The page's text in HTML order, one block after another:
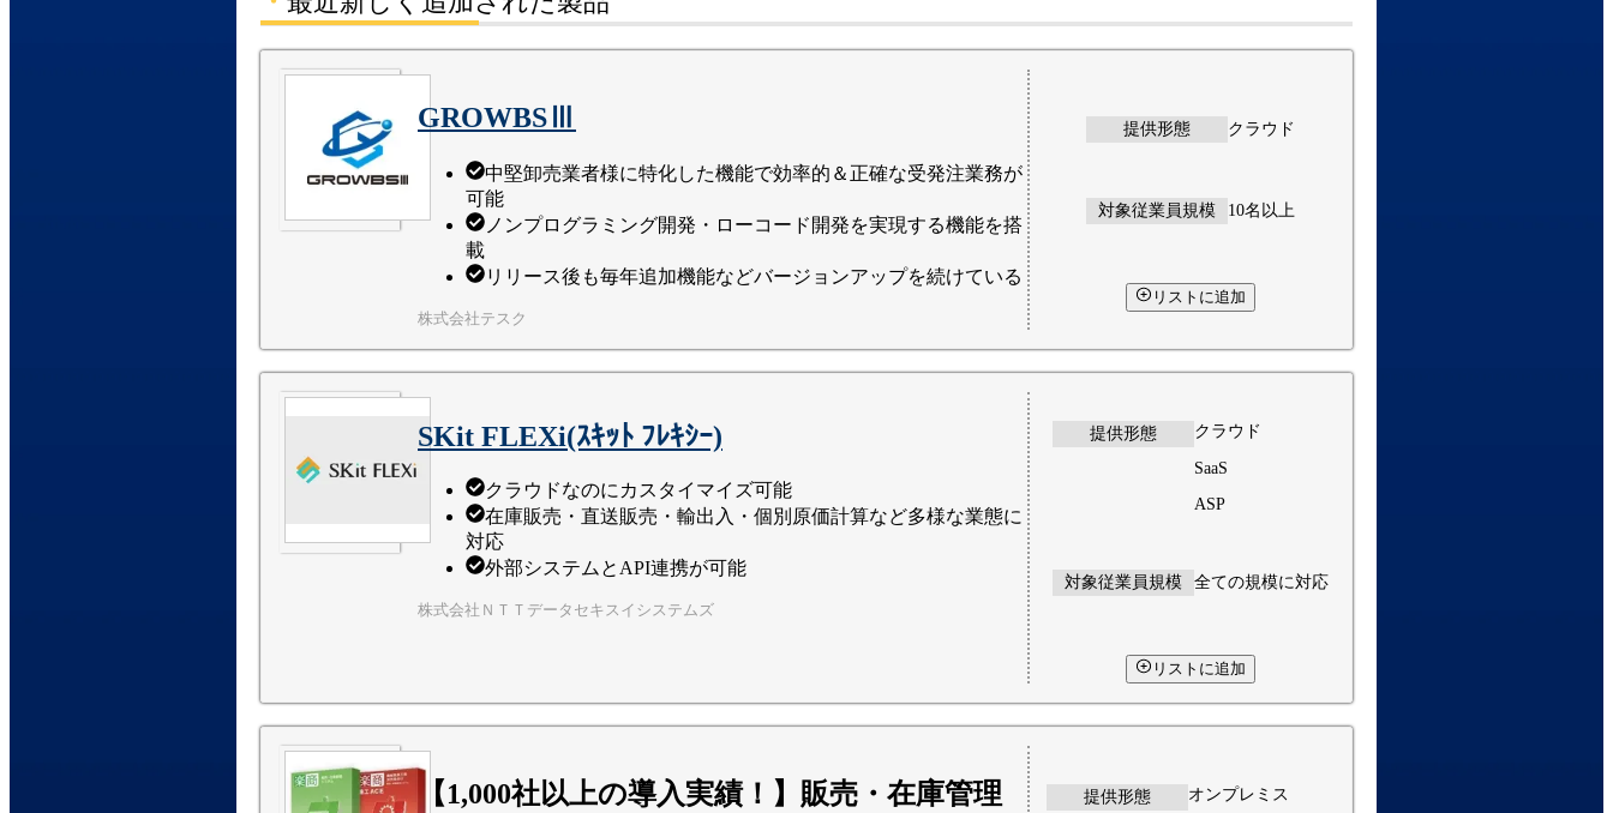
GROWBSⅢ
中堅卸売業者様に特化した機能で効率的＆正確な受発注業務が
可能
ノンプログラミング開発・ローコード開発を実現する機能を搭
載
リリース後も毎年追加機能などバージョンアップを続けている
株式会社テスク
提供形態 クラウド
対象従業員規模 10名以上
リストに追加
SKit FLEXi(ｽｷｯﾄ ﾌﾚｷｼｰ)
クラウドなのにカスタイマイズ可能
在庫販売・直送販売・輸出入・個別原価計算など多様な業態に
対応
外部システムとAPI連携が可能
株式会社ＮＴＴデータセキスイシステムズ
提供形態 クラウド
SaaS
ASP
対象従業員規模 全ての規模に対応
リストに追加
【1,000社以上の導入実績！】販売・在庫管理
提供形態 オンプレミス